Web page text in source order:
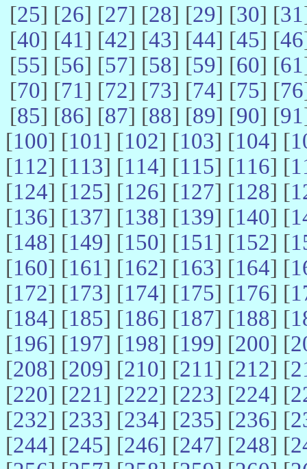
[25] [26] [27] [28] [29] [30] [31
[40] [41] [42] [43] [44] [45] [46
[55] [56] [57] [58] [59] [60] [61
[70] [71] [72] [73] [74] [75] [76
[85] [86] [87] [88] [89] [90] [91
[100] [101] [102] [103] [104] [
[112] [113] [114] [115] [116] [
[124] [125] [126] [127] [128] [
[136] [137] [138] [139] [140] [
[148] [149] [150] [151] [152] [
[160] [161] [162] [163] [164] [
[172] [173] [174] [175] [176] [
[184] [185] [186] [187] [188] [
[196] [197] [198] [199] [200] [
[208] [209] [210] [211] [212] [
[220] [221] [222] [223] [224] [
[232] [233] [234] [235] [236] [
[244] [245] [246] [247] [248] [